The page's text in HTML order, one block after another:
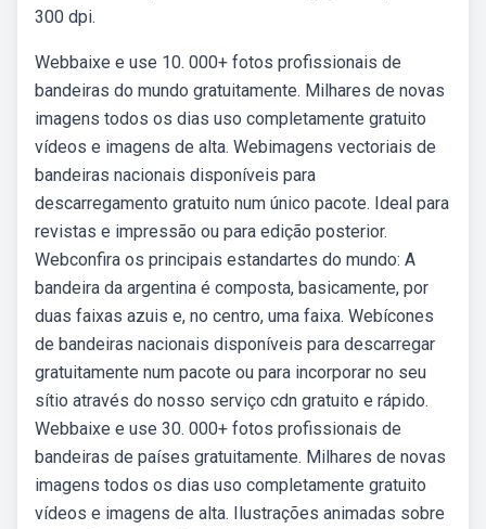
300 dpi.
Webbaixe e use 10. 000+ fotos profissionais de
bandeiras do mundo gratuitamente. Milhares de novas
imagens todos os dias uso completamente gratuito
vídeos e imagens de alta. Webimagens vectoriais de
bandeiras nacionais disponíveis para
descarregamento gratuito num único pacote. Ideal para
revistas e impressão ou para edição posterior.
Webconfira os principais estandartes do mundo: A
bandeira da argentina é composta, basicamente, por
duas faixas azuis e, no centro, uma faixa. Webícones
de bandeiras nacionais disponíveis para descarregar
gratuitamente num pacote ou para incorporar no seu
sítio através do nosso serviço cdn gratuito e rápido.
Webbaixe e use 30. 000+ fotos profissionais de
bandeiras de países gratuitamente. Milhares de novas
imagens todos os dias uso completamente gratuito
vídeos e imagens de alta. Ilustrações animadas sobre